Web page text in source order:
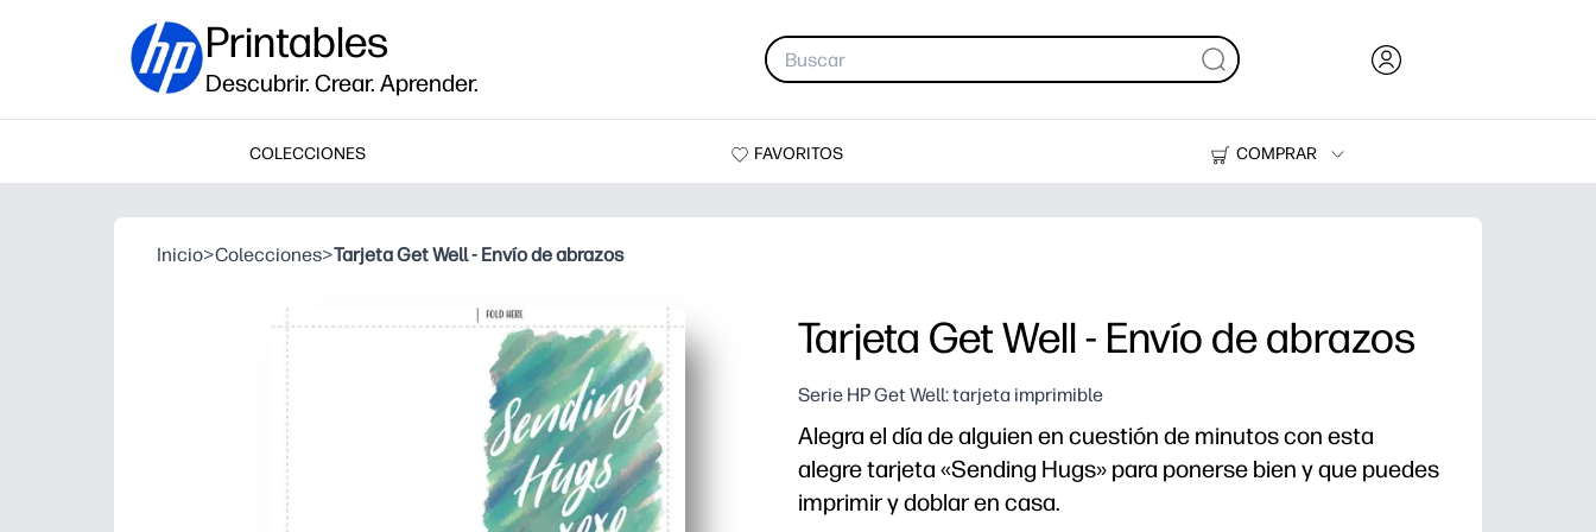
Printables
Descubrir. Crear. Aprender.
COLECCIONES FAVORITOS
COMPRAR
Impresoras
Inicio>Colecciones>Tarjeta Get Well - Envío de abrazos
Tarjeta Get Well - Envío de abrazos
Serie HP Get Well: tarjeta imprimible
Alegra el día de alguien en cuestión de minutos con esta
alegre tarjeta «Sending Hugs» para ponerse bien y que puedes
imprimir y doblar en casa.